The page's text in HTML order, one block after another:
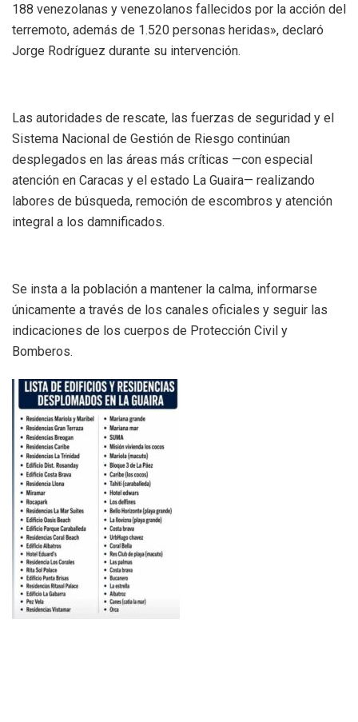
188 venezolanas y venezolanos fallecidos por la acción del
terremoto, además de 1.520 personas heridas», declaró
Jorge Rodríguez durante su intervención.
Las autoridades de rescate, las fuerzas de seguridad y el
Sistema Nacional de Gestión de Riesgo continúan
desplegados en las áreas más críticas —con especial
atención en Caracas y el estado La Guaira— realizando
labores de búsqueda, remoción de escombros y atención
integral a los damnificados.
Se insta a la población a mantener la calma, informarse
únicamente a través de los canales oficiales y seguir las
indicaciones de los cuerpos de Protección Civil y
Bomberos.